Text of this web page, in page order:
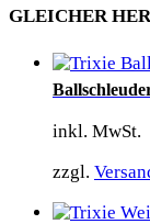
GLEICHER
inkl. MwSt.
zzgl.